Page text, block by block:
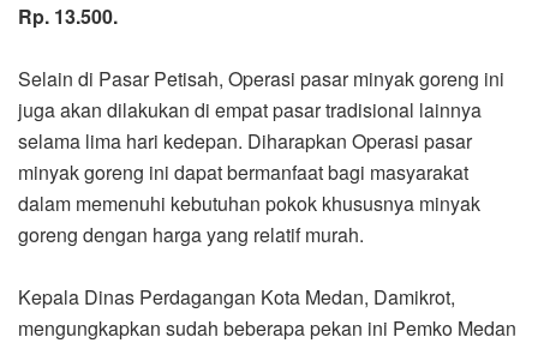
Rp. 13.500.
Selain di Pasar Petisah, Operasi pasar minyak goreng ini
juga akan dilakukan di empat pasar tradisional lainnya
selama lima hari kedepan. Diharapkan Operasi pasar
minyak goreng ini dapat bermanfaat bagi masyarakat
dalam memenuhi kebutuhan pokok khususnya minyak
goreng dengan harga yang relatif murah.
Kepala Dinas Perdagangan Kota Medan, Damikrot,
mengungkapkan sudah beberapa pekan ini Pemko Medan